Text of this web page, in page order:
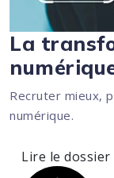
La
Recruter mieux,
numérique.
Lire le dossier